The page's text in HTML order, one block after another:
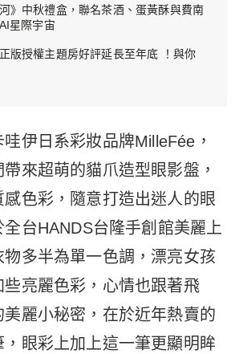
》中秋禮盒，聯名茶酒、蛋黃酥與費南
星際宇宙
版授權主題房好評延長至年底 ！與你
伊日系彩妝品牌MilleFée，
來超萌的貓爪造型眼影盤，
色彩，隨意打造出迷人的眼
台HANDS台隆手創館美麗上
物多半為單一色調，漂亮女孩
亮麗色彩，心情也跟著飛
麗小秘密，在於近年熱賣的
，眼彩上加上這一筆更顯明眸